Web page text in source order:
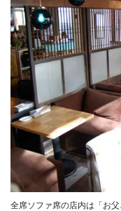
全席ソファ席の店内は「お